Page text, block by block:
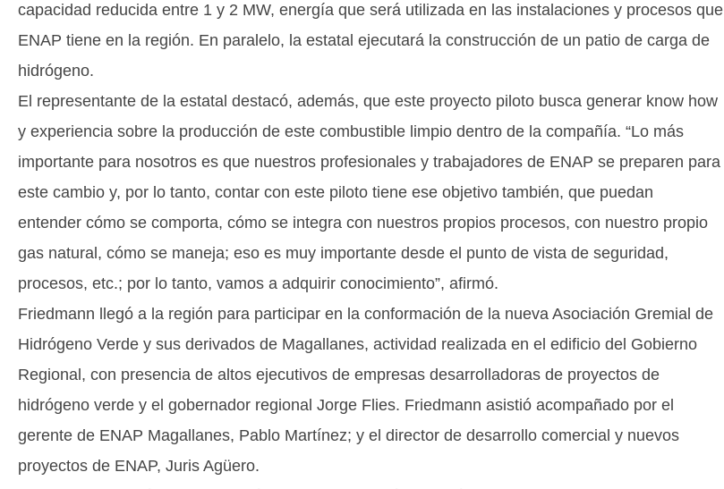
capacidad reducida entre 1 y 2 MW, energía que será utilizada en las instalaciones y procesos que
ENAP tiene en la región. En paralelo, la estatal ejecutará la construcción de un patio de carga de
hidrógeno.
El representante de la estatal destacó, además, que este proyecto piloto busca generar know how
y experiencia sobre la producción de este combustible limpio dentro de la compañía. “Lo más
importante para nosotros es que nuestros profesionales y trabajadores de ENAP se preparen para
este cambio y, por lo tanto, contar con este piloto tiene ese objetivo también, que puedan
entender cómo se comporta, cómo se integra con nuestros propios procesos, con nuestro propio
gas natural, cómo se maneja; eso es muy importante desde el punto de vista de seguridad,
procesos, etc.; por lo tanto, vamos a adquirir conocimiento”, afirmó.
Friedmann llegó a la región para participar en la conformación de la nueva Asociación Gremial de
Hidrógeno Verde y sus derivados de Magallanes, actividad realizada en el edificio del Gobierno
Regional, con presencia de altos ejecutivos de empresas desarrolladoras de proyectos de
hidrógeno verde y el gobernador regional Jorge Flies. Friedmann asistió acompañado por el
gerente de ENAP Magallanes, Pablo Martínez; y el director de desarrollo comercial y nuevos
proyectos de ENAP, Juris Agüero.